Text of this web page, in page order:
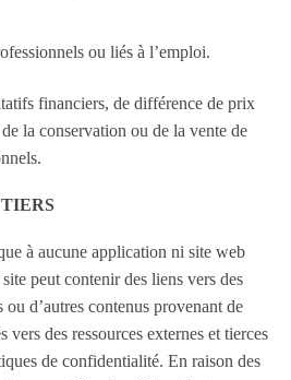
ou liés à l’emploi.
financiers, de différence de prix
la conservation ou de la vente de
à aucune application ni site web
peut contenir des liens vers des
ou d’autres contenus provenant de
vers des ressources externes et tierces
de confidentialité. En raison des